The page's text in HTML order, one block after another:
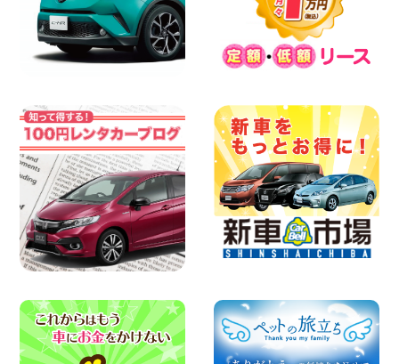
楽しい佐渡旅行を守るために!安全運転の
お願い 新潟県 両津店
100円レンタカー 両津
2026年08月07日
100円レンタカー 中川かの里
2026年08月07日
☆ 夏休みクーポン登場!最大9,500円おト
ク! ☆ 鳥取県 鳥取青谷店
100円レンタカー 鳥取青谷
2026年08月07日
人気のハイエース!! 大阪府 寝屋川太間東
町店
100円レンタカー 寝屋川太間東町
2026年08月07日
夏季休暇のお知らせ 東京都 墨田両国店
100円レンタカー 墨田両国
2026年08月07日
夏季休暇のお知らせ 東京都 墨田文花店